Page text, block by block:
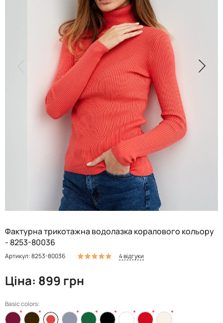
Фактурна трикотажна водолазка коралового кольору
- 8253-80036
Артикул: 8253-80036 4 відгуки
Ціна: 899 грн
Basic colors: